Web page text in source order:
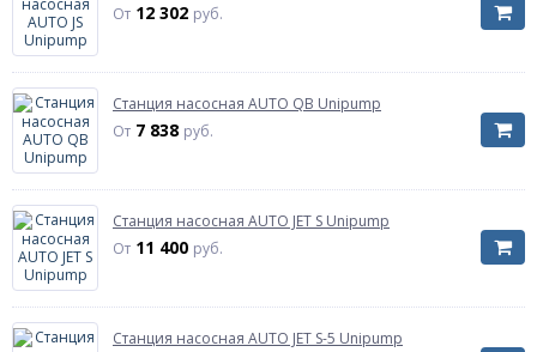
От 12 302 руб.
Станция насосная AUTO QB Unipump
От 7 838 руб.
Станция насосная AUTO JET S Unipump
От 11 400 руб.
Станция насосная AUTO JET S-5 Unipump